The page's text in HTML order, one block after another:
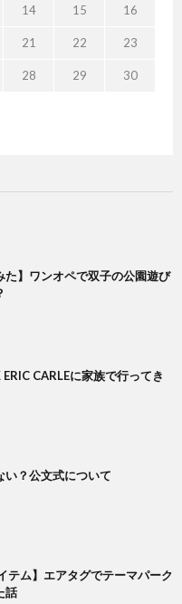
14 15 16
21 22 23
28 29 30
た】ワンオペで双子の公園遊び
ERIC CARLEに家族で行ってき
い？公文式について
テム】エアタグでテーマパーク
話